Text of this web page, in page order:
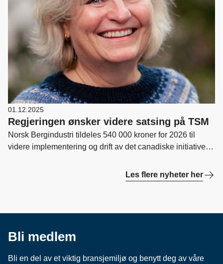
01.12.2025
Regjeringen ønsker videre satsing på TSM
Norsk Bergindustri tildeles 540 000 kroner for 2026 til
videre implementering og drift av det canadiske initiativet
og andre utvalgte deler av mineralnæringen i Norge. Dette
skal styrke arbeidet mot en enda mer bærekraftig
Les flere nyheter her
Bli medlem
Bli en del av et viktig bransjemiljø og benytt deg av våre